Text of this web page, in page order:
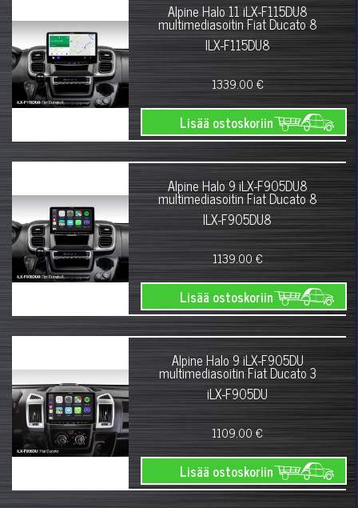
Alpine Halo 11 iLX-F115DU8
multimediasoitin Fiat Ducato 8
ILX-F115DU8
1339.00 €
Lisää ostoskoriin
Alpine Halo 9 iLX-F905DU8
multimediasoitin Fiat Ducato 8
ILX-F905DU8
1139.00 €
Lisää ostoskoriin
Alpine Halo 9 iLX-F905DU
multimediasoitin Fiat Ducato 3
iLX-F905DU
1109.00 €
Lisää ostoskoriin